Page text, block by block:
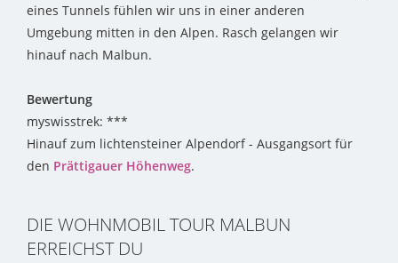
eines Tunnels fühlen wir uns in einer anderen
Umgebung mitten in den Alpen. Rasch gelangen wir
hinauf nach Malbun.
Bewertung
myswisstrek: ***
Hinauf zum lichtensteiner Alpendorf - Ausgangsort für
den Prättigauer Höhenweg.
DIE WOHNMOBIL TOUR MALBUN
ERREICHST DU